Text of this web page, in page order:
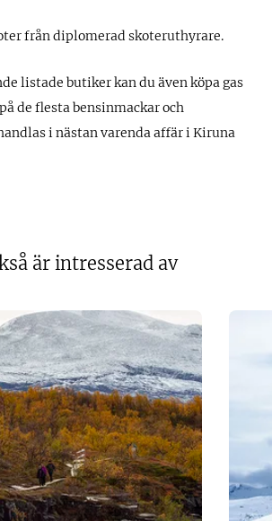
från diplomerad skoteruthyrare.
listade butiker kan du även köpa gas
de flesta bensinmackar och
i nästan varenda affär i Kiruna
är intresserad av